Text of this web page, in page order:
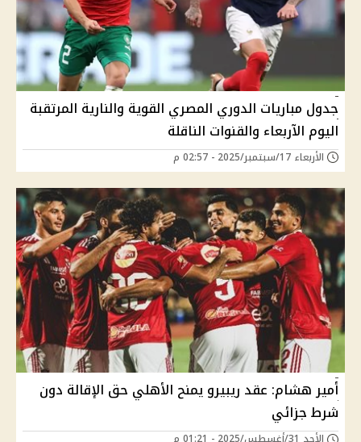
جدول مباريات الدوري المصري القوية والنارية المرتقبة
اليوم الآربعاء والقنوات الناقلة
الأربعاء 17/سبتمبر/2025 - 02:57 م
أمير هشام: عقد ريبيرو يمنح الأهلي حق الإقالة دون
شرط جزائي